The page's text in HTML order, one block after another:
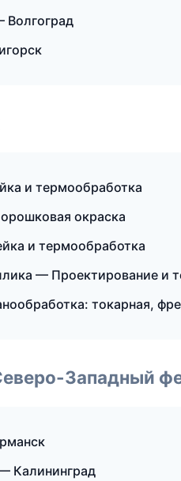
Волгоград
и термообработка
окраска
и термообработка
— Проектирование и
токарная,
Западный
Калининград